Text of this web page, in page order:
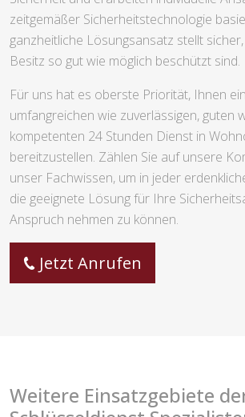
zeitgemäßer Sicherheitstechnologie
ganzheitliche Lösungsansatz stellt
Besitz so gut wie möglich beschützt sind.
Für uns hat es oberste Priorität, Ihnen
umfangreichen wie zuverlässigen, guten
kompetenten 24 Stunden Dienst in
bereitzustellen. Zählen Sie auf unsere
unser Fachwissen, um in jeder
die geeignete Lösung für Ihre
Anspruch nehmen zu können.
Jetzt Anrufen
Weitere Einsatzgebiete